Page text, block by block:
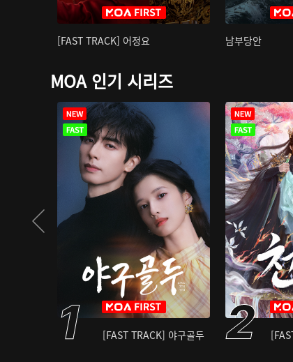
[FAST TRACK] 어정요 남부당안
MOA 인기 시리즈
[FAST TRACK] 야구골두